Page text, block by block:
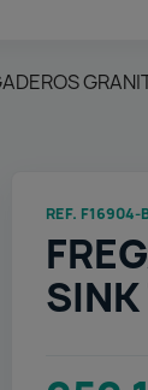
REF. F16904-